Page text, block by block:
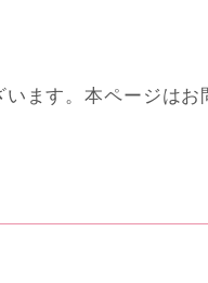
ます。本ページはお